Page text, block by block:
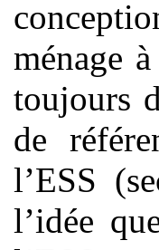
ménage
toujours
de
l’ESS
l’idée